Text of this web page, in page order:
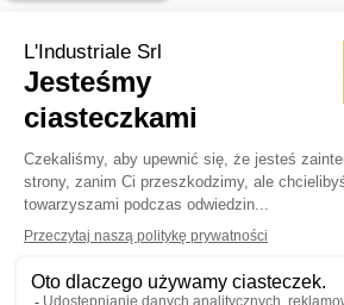
20148 Milano (MI)
Italy
Registro Imprese
REA: MI-1539011
Capitale sociale: Euro 10.400,00 i.v.
Contatti
info@industriale.it
PEC:industriale@pec.industriale.it